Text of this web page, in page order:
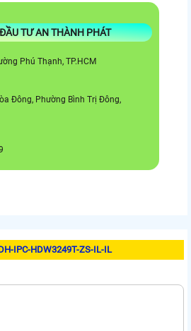
TƯ AN THÀNH PHÁT
Phú Thạnh, TP.HCM
Đông, Phường Bình Trị Đông,
IPC-HDW3249T-ZS-IL-IL